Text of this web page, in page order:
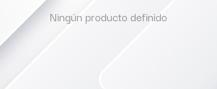
Ningún producto definido